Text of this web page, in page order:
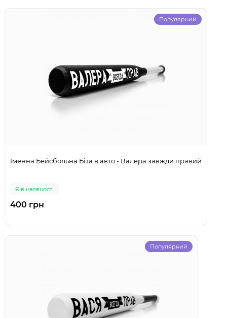
Популярний
Іменна Бейсбольна Біта в авто - Валера завжди правий
Є в наявності
400 грн
Популярний